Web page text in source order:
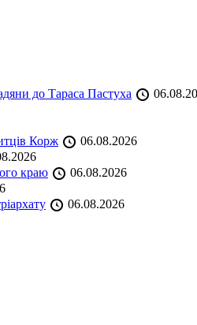
до Тараса Пастуха
Корж
06.08.2026
краю
06.08.2026
06.08.2026